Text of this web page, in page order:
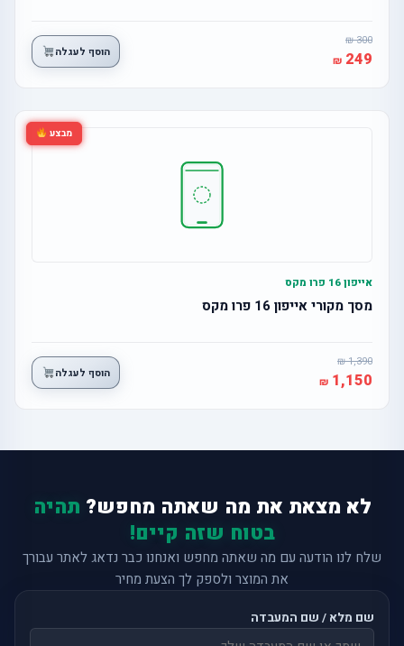
300
249 הוסף לעגלה
מבצע
אייפון 16 פרו מקס
מסך מקורי אייפון 16 פרו מקס
1,390
1,150 הוסף לעגלה
לא מצאת את מה שאתה מחפש? תהיה
בטוח שזה קיים!
שלח לנו הודעה עם מה שאתה מחפש ואנחנו כבר נדאג לאתר עבורך
את המוצר ולספק לך הצעת מחיר
שם מלא / שם המעבדה